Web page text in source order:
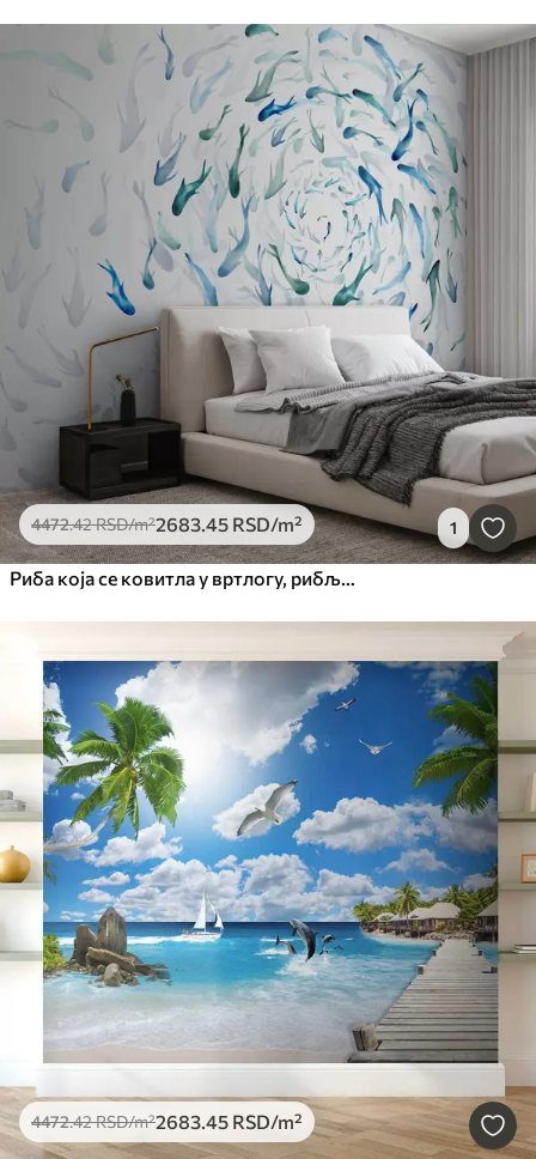
4472.42RSD/m²2683.45 RSD/m² 1
Риба која се ковитла у вртлогу, рибљи плес, акварел, ајкула, апстрактна композиција, минимализам, плава, зелена боја
4472.42RSD/m²2683.45 RSD/m²